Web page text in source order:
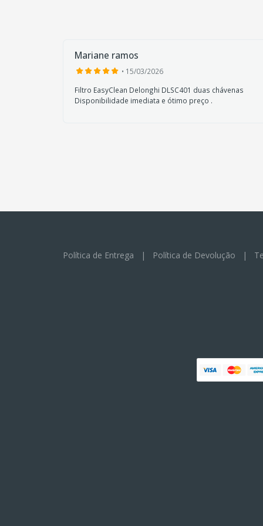
Mariane ramos
• 15/03/2026
Filtro EasyClean Delonghi DLSC401 duas chávenas
Disponibilidade imediata e ótimo preço .
Política de Entrega | Política de Devolução |